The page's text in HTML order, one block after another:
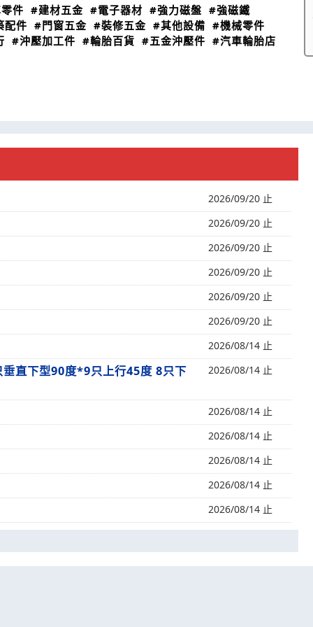
件 #建材五金 #電子器材 #強力磁盤 #強磁鐵
配件 #門窗五金 #裝修五金 #其他設備 #機械零件
#沖壓加工件 #輪胎百貨 #五金沖壓件 #汽車輪胎店
2026/09/20 止
2026/09/20 止
2026/09/20 止
2026/09/20 止
2026/09/20 止
2026/09/20 止
2026/08/14 止
直下型90度*9只上行45度 8只下 2026/08/14 止
2026/08/14 止
2026/08/14 止
2026/08/14 止
2026/08/14 止
2026/08/14 止